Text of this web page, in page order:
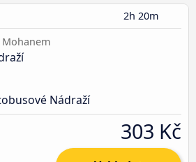
2h 20m
Nádraží
303 Kč